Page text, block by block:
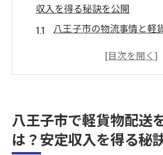
収入を得る秘訣を公開
八王子市の物流事情と軽
安定収入を実現するため
八王子市での配送ビジネ
企業配送活用で稼ごう！八王
八王子市で軽貨物配送
は？安定収入を得る秘